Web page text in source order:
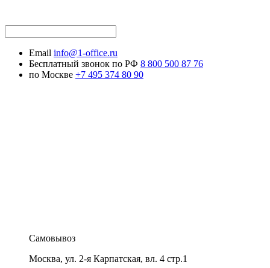
Email info@1-office.ru
Бесплатный звонок по РФ 8 800 500 87 76
по Москве +7 495 374 80 90
Самовывоз
Москва, ул. 2-я Карпатская, вл. 4 стр.1